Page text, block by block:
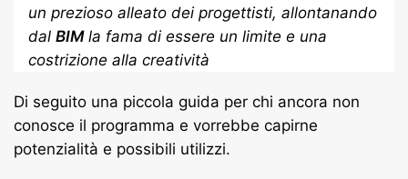
un prezioso alleato dei progettisti, allontanando
dalBIMla fama di essere un limite e una
costrizione alla creatività
Di seguito una piccola guida per chi ancora non
conosce il programma e vorrebbe capirne
potenzialità e possibili utilizzi.